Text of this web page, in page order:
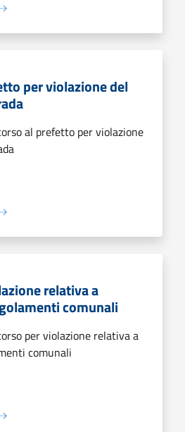
per violazione del
al prefetto per violazione
relativa a
comunali
per violazione relativa a
comunali